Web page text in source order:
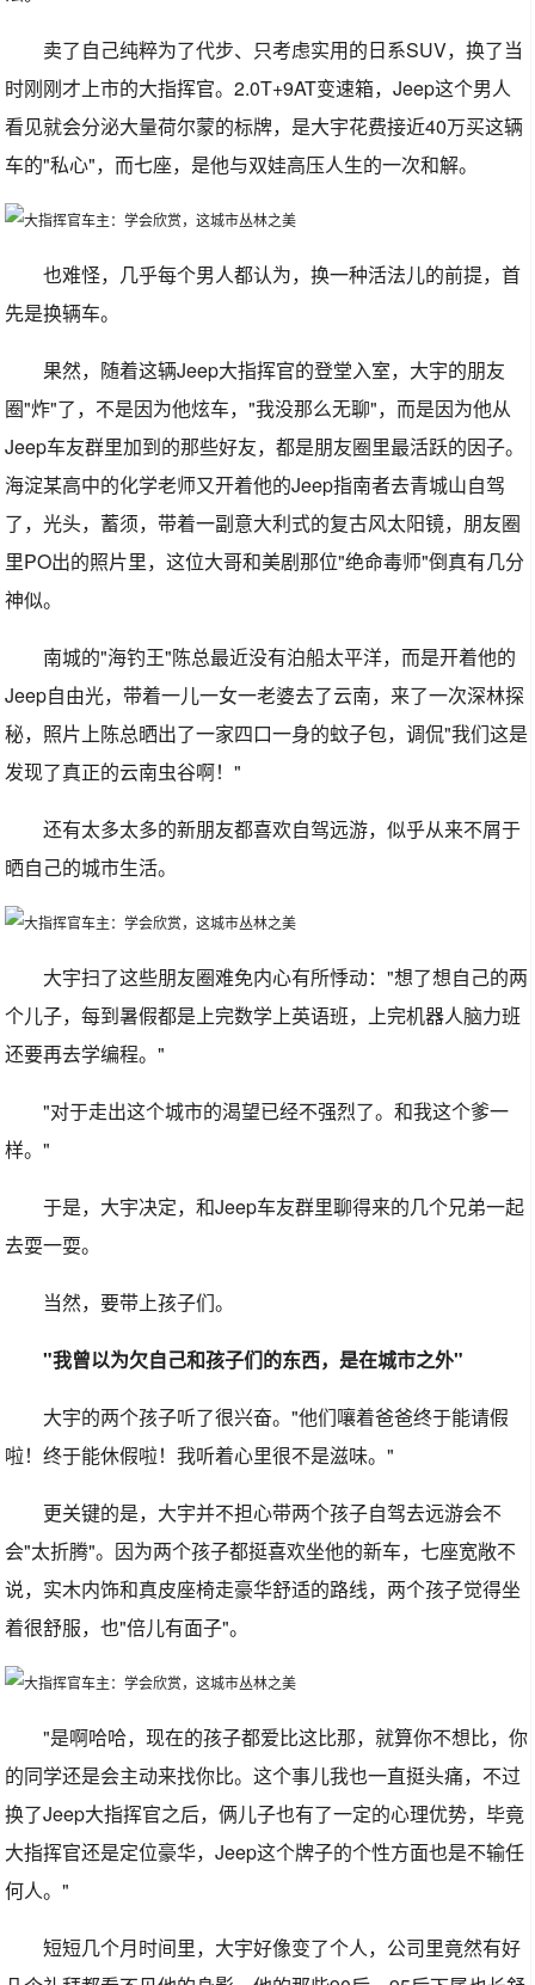
卖了自己纯粹为了代步、只考虑实用的日系SUV，换了当
时刚刚才上市的大指挥官。2.0T+9AT变速箱，Jeep这个男人
看见就会分泌大量荷尔蒙的标牌，是大宇花费接近40万买这辆
车的"私心"，而七座，是他与双娃高压人生的一次和解。
也难怪，几乎每个男人都认为，换一种活法儿的前提，首
先是换辆车。
果然，随着这辆Jeep大指挥官的登堂入室，大宇的朋友
圈"炸"了，不是因为他炫车，"我没那么无聊"，而是因为他从
Jeep车友群里加到的那些好友，都是朋友圈里最活跃的因子。
海淀某高中的化学老师又开着他的Jeep指南者去青城山自驾
了，光头，蓄须，带着一副意大利式的复古风太阳镜，朋友圈
里PO出的照片里，这位大哥和美剧那位"绝命毒师"倒真有几分
神似。
南城的"海钓王"陈总最近没有泊船太平洋，而是开着他的
Jeep自由光，带着一儿一女一老婆去了云南，来了一次深林探
秘，照片上陈总晒出了一家四口一身的蚊子包，调侃"我们这是
发现了真正的云南虫谷啊！"
还有太多太多的新朋友都喜欢自驾远游，似乎从来不屑于
晒自己的城市生活。
大宇扫了这些朋友圈难免内心有所悸动："想了想自己的两
个儿子，每到暑假都是上完数学上英语班，上完机器人脑力班
还要再去学编程。"
"对于走出这个城市的渴望已经不强烈了。和我这个爹一
样。"
于是，大宇决定，和Jeep车友群里聊得来的几个兄弟一起
去耍一耍。
当然，要带上孩子们。
"我曾以为欠自己和孩子们的东西，是在城市之外"
大宇的两个孩子听了很兴奋。"他们嚷着爸爸终于能请假
啦！终于能休假啦！我听着心里很不是滋味。"
更关键的是，大宇并不担心带两个孩子自驾去远游会不
会"太折腾"。因为两个孩子都挺喜欢坐他的新车，七座宽敞不
说，实木内饰和真皮座椅走豪华舒适的路线，两个孩子觉得坐
着很舒服，也"倍儿有面子"。
"是啊哈哈，现在的孩子都爱比这比那，就算你不想比，你
的同学还是会主动来找你比。这个事儿我也一直挺头痛，不过
换了Jeep大指挥官之后，俩儿子也有了一定的心理优势，毕竟
大指挥官还是定位豪华，Jeep这个牌子的个性方面也是不输任
何人。"
短短几个月时间里，大宇好像变了个人，公司里竟然有好